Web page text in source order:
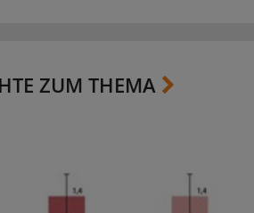
ZUM THEMA